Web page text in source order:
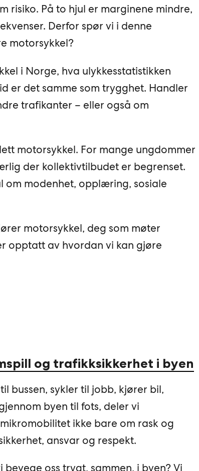
risiko. På to hjul er marginene mindre,
Derfor spør vi i denne
motorsykkel?
i Norge, hva ulykkesstatistikken
er det samme som trygghet. Handler
trafikanter – eller også om
motorsykkel. For mange ungdommer
der kollektivtilbudet er begrenset.
om modenhet, opplæring, sosiale
motorsykkel, deg som møter
opptatt av hvordan vi kan gjøre
og trafikksikkerhet i byen
bussen, sykler til jobb, kjører bil,
byen til fots, deler vi
ikke bare om rask og
ansvar og respekt.
oss trygt, sammen, i byen? Vi